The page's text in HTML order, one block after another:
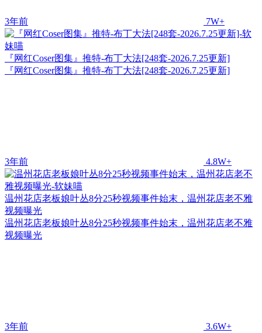
3年前 7W+
『网红Coser图集』推特-布丁大法[248套-2026.7.25更新]
『网红Coser图集』推特-布丁大法[248套-2026.7.25更新]
3年前 4.8W+
温州花店老板娘叶丛8分25秒视频事件始末，温州花店老不雅
视频曝光
温州花店老板娘叶丛8分25秒视频事件始末，温州花店老不雅
视频曝光
3年前 3.6W+